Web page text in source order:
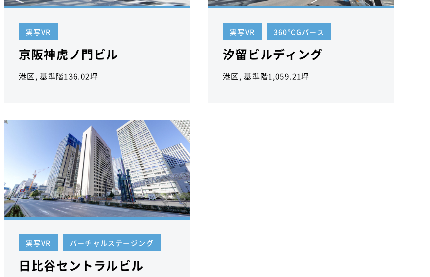
実写VR
京阪神虎ノ門ビル
港区, 基準階136.02坪
実写VR 360°CGパース
汐留ビルディング
港区, 基準階1,059.21坪
実写VR バーチャルステージング
日比谷セントラルビル